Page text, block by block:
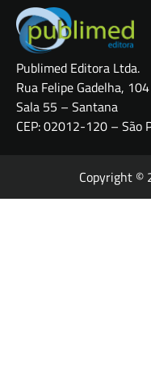
Publimed Editora Ltda.
Rua Felipe Gadelha, 104
Sala 55 – Santana
CEP: 02012-120 – São
Copyright ©